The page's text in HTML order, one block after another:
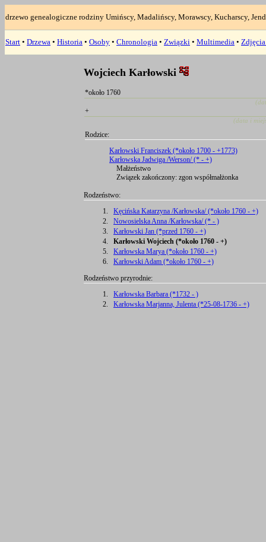
drzewo genealogiczne rodziny Umińscy, Madalińscy, Morawscy, Kucharscy,
Start • Drzewa • Historia • Osoby • Chronologia • Związki • Multimedia •
Wojciech Karłowski
*około 1760
+
(data i
Rodzice:
Karłowski Franciszek (*około 1700 - +1773)
Karłowska Jadwiga /Werson/ (* - +)
Małżeństwo
Związek zakończony: zgon współmałżonka
Rodzeństwo:
1.
Kęcińska Katarzyna /Karłowska/ (*około 1760 - +)
2.
Nowosielska Anna /Karłowska/ (* - )
3.
Karłowski Jan (*przed 1760 - +)
4.
Karłowski Wojciech (*około 1760 - +)
5.
Karłowska Marya (*około 1760 - +)
6.
Karłowski Adam (*około 1760 - +)
Rodzeństwo przyrodnie:
1.
Karłowska Barbara (*1732 - )
2.
Karłowska Marjanna, Julenta (*25-08-1736 - +)